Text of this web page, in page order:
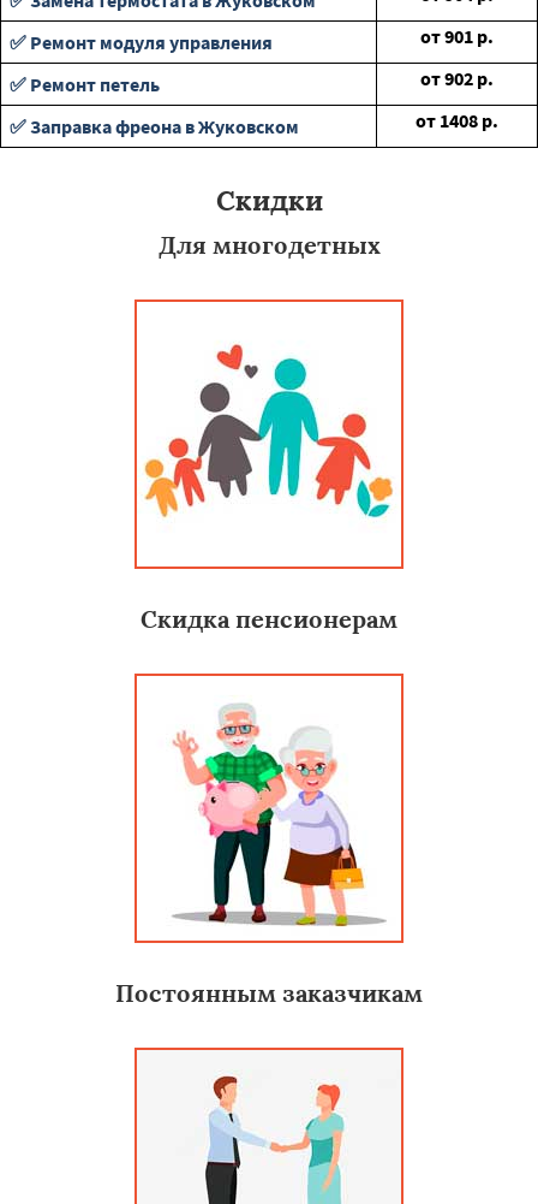
✅ Ремонт модуля управления
от901 р.
✅ Ремонт петель
от902 р.
✅ Заправка фреона в Жуковском
от 1408 р.
Скидки
Для многодетных
Скидка пенсионерам
Постоянным заказчикам